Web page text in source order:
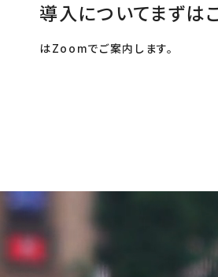
導入についてまずは
はZoomでご案内します。